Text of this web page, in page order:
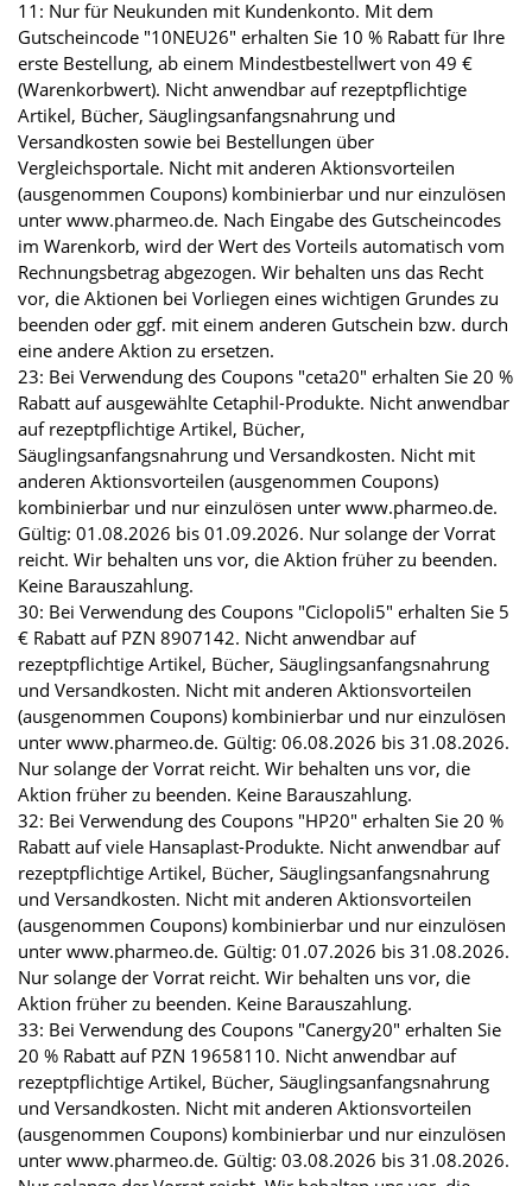
11: Nur für Neukunden mit Kundenkonto. Mit dem
Gutscheincode "10NEU26" erhalten Sie 10 % Rabatt für Ihre
erste Bestellung, ab einem Mindestbestellwert von 49 €
(Warenkorbwert). Nicht anwendbar auf rezeptpflichtige
Artikel, Bücher, Säuglingsanfangsnahrung und
Versandkosten sowie bei Bestellungen über
Vergleichsportale. Nicht mit anderen Aktionsvorteilen
(ausgenommen Coupons) kombinierbar und nur einzulösen
unter www.pharmeo.de. Nach Eingabe des Gutscheincodes
im Warenkorb, wird der Wert des Vorteils automatisch vom
Rechnungsbetrag abgezogen. Wir behalten uns das Recht
vor, die Aktionen bei Vorliegen eines wichtigen Grundes zu
beenden oder ggf. mit einem anderen Gutschein bzw. durch
eine andere Aktion zu ersetzen.
23: Bei Verwendung des Coupons "ceta20" erhalten Sie 20 %
Rabatt auf ausgewählte Cetaphil-Produkte. Nicht anwendbar
auf rezeptpflichtige Artikel, Bücher,
Säuglingsanfangsnahrung und Versandkosten. Nicht mit
anderen Aktionsvorteilen (ausgenommen Coupons)
kombinierbar und nur einzulösen unter www.pharmeo.de.
Gültig: 01.08.2026 bis 01.09.2026. Nur solange der Vorrat
reicht. Wir behalten uns vor, die Aktion früher zu beenden.
Keine Barauszahlung.
30: Bei Verwendung des Coupons "Ciclopoli5" erhalten Sie 5
€ Rabatt auf PZN 8907142. Nicht anwendbar auf
rezeptpflichtige Artikel, Bücher, Säuglingsanfangsnahrung
und Versandkosten. Nicht mit anderen Aktionsvorteilen
(ausgenommen Coupons) kombinierbar und nur einzulösen
unter www.pharmeo.de. Gültig: 06.08.2026 bis 31.08.2026.
Nur solange der Vorrat reicht. Wir behalten uns vor, die
Aktion früher zu beenden. Keine Barauszahlung.
32: Bei Verwendung des Coupons "HP20" erhalten Sie 20 %
Rabatt auf viele Hansaplast-Produkte. Nicht anwendbar auf
rezeptpflichtige Artikel, Bücher, Säuglingsanfangsnahrung
und Versandkosten. Nicht mit anderen Aktionsvorteilen
(ausgenommen Coupons) kombinierbar und nur einzulösen
unter www.pharmeo.de. Gültig: 01.07.2026 bis 31.08.2026.
Nur solange der Vorrat reicht. Wir behalten uns vor, die
Aktion früher zu beenden. Keine Barauszahlung.
33: Bei Verwendung des Coupons "Canergy20" erhalten Sie
20 % Rabatt auf PZN 19658110. Nicht anwendbar auf
rezeptpflichtige Artikel, Bücher, Säuglingsanfangsnahrung
und Versandkosten. Nicht mit anderen Aktionsvorteilen
(ausgenommen Coupons) kombinierbar und nur einzulösen
unter www.pharmeo.de. Gültig: 03.08.2026 bis 31.08.2026.